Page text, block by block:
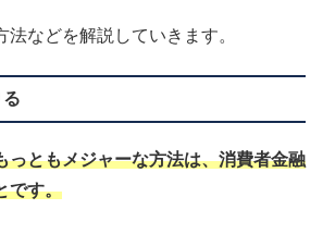
法などを解説していきます。
っともメジャーな方法は、消費者金融
です。